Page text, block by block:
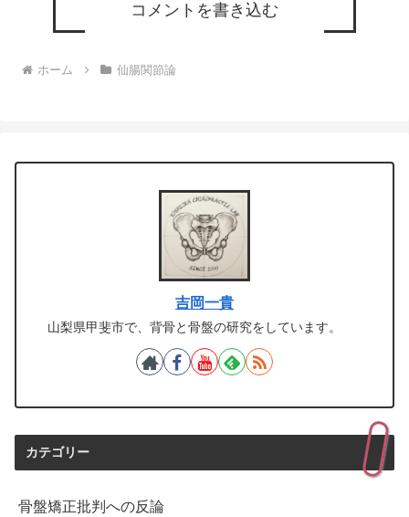
コメントを書き込む
ホーム 仙腸関節論
吉岡一貴
山梨県甲斐市で、背骨と骨盤の研究をしています。
カテゴリー
骨盤矯正批判への反論